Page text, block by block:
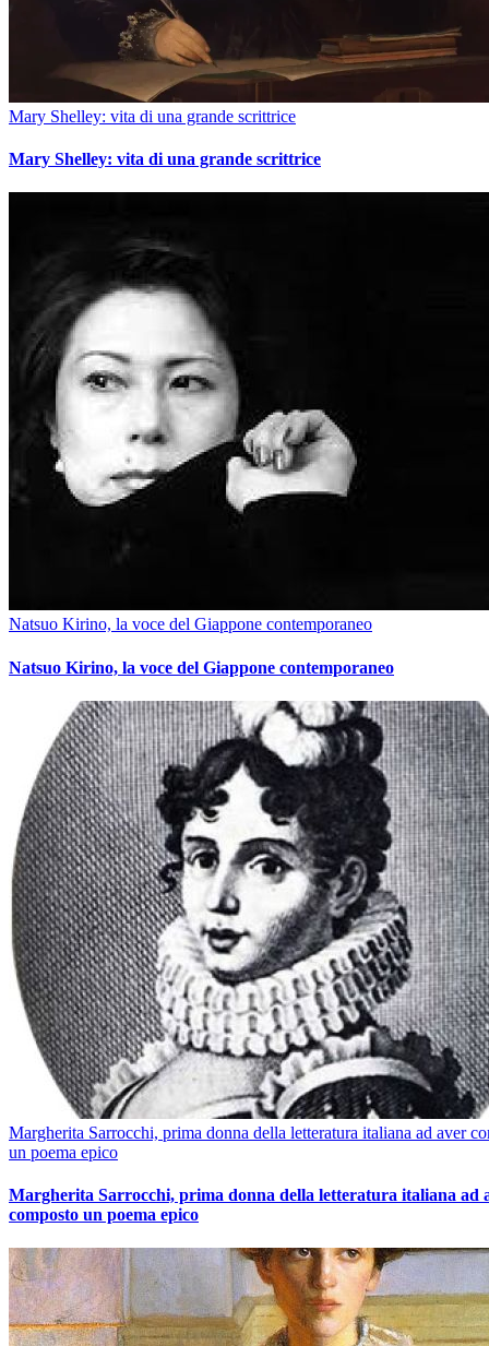
Mary Shelley: vita di una grande scrittrice
Mary Shelley: vita di una grande scrittrice
Natsuo Kirino, la voce del Giappone contemporaneo
Natsuo Kirino, la voce del Giappone contemporaneo
Margherita Sarrocchi, prima donna della letteratura italiana ad aver
un poema epico
Margherita Sarrocchi, prima donna della letteratura italiana ad
composto un poema epico